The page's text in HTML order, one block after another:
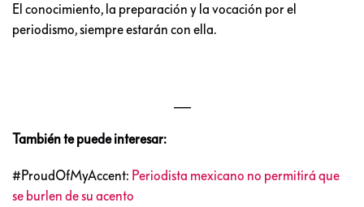
El conocimiento, la preparación y la vocación por el
periodismo, siempre estarán con ella.
También te puede interesar:
#ProudOfMyAccent: Periodista mexicano no permitirá que
se burlen de su acento